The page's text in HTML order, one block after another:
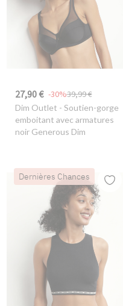
27,90 € 39,99 €
-30%
Dim Outlet - Soutien-gorge
emboitant avec armatures
noir Generous Dim
Dernières Chances